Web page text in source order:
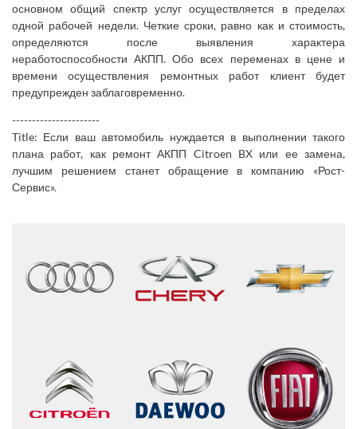
основном общий спектр услуг осуществляется в пределах
одной рабочей недели. Четкие сроки, равно как и стоимость,
определяются после выявления характера
неработоспособности АКПП. Обо всех переменах в цене и
времени осуществления ремонтных работ клиент будет
предупрежден заблаговременно.
----------------------
Title: Если ваш автомобиль нуждается в выполнении такого
плана работ, как ремонт АКПП Citroen BX или ее замена,
лучшим решением станет обращение в компанию «Рост-
Сервис».